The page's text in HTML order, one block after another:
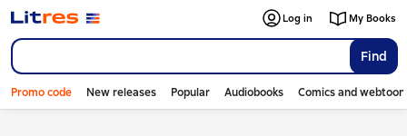
Find
Log in My Books
Promo code New releases Popular Audiobooks Comics and